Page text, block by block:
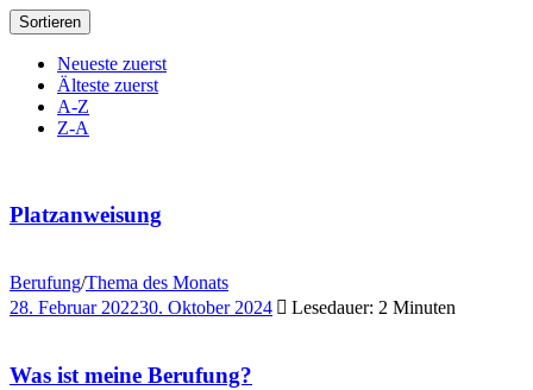
Sortieren
Neueste zuerst
Älteste zuerst
A-Z
Z-A
Platzanweisung
Berufung/Thema des Monats
28. Februar 202230. Oktober 2024 Lesedauer: 2 Minuten
Was ist meine Berufung?